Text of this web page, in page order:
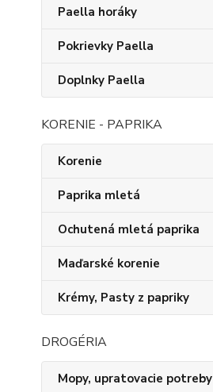
Paella horáky
Pokrievky Paella
Doplnky Paella
KORENIE - PAPRIKA
Korenie
Paprika mletá
Ochutená mletá paprika
Maďarské korenie
Krémy, Pasty z papriky
DROGÉRIA
Mopy, upratovacie potreby